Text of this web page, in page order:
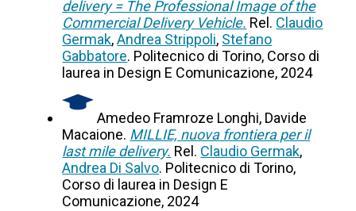
delivery = The Professional Image of the
Commercial Delivery Vehicle. Rel. Claudio
Germak,Andrea Strippoli, Stefano
Gabbatore. Politecnico di Torino, Corso di
laurea in Design E Comunicazione, 2024
Amedeo Framroze Longhi, Davide
Macaione. MILLIE, nuova frontiera per il
last mile delivery. Rel. Claudio Germak,
Andrea Di Salvo. Politecnico di Torino,
Corso di laurea in Design E
Comunicazione, 2024